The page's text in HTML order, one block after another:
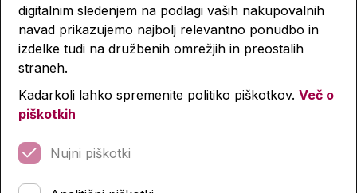
Prazna peresnica, Hello
7,99 € 9,99 €
digitalnim sledenjem na podlagi vaših nakupovalnih
navad prikazujemo najbolj relevantno ponudbo in
izdelke tudi na družbenih omrežjih in preostalih
straneh.
Kadarkoli lahko spremenite politiko piškotkov. Več o
piškotkih
Nujni piškotki